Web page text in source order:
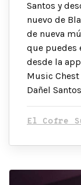
Santos y
nuevo de
de nueva
que puedes
desde la
Music
Dañel Santos
El Cofre